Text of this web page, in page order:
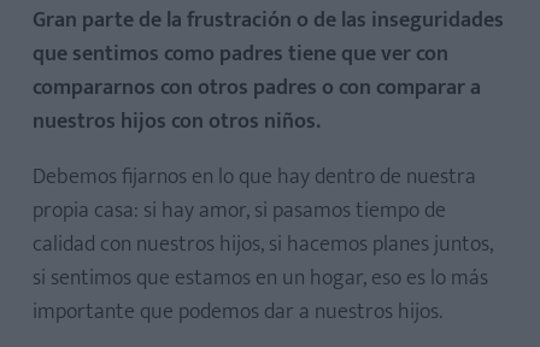
Gran parte de la frustración o de las inseguridades
que sentimos como padres tiene que ver con
compararnos con otros padres o con comparar a
nuestros hijos con otros niños.
Debemos fijarnos en lo que hay dentro de nuestra
propia casa: si hay amor, si pasamos tiempo de
calidad con nuestros hijos, si hacemos planes juntos,
si sentimos que estamos en un hogar, eso es lo más
importante que podemos dar a nuestros hijos.